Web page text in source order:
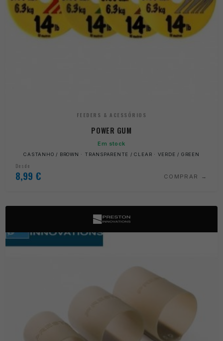
FEEDERS & ACESSÓRIOS
POWER GUM
Em stock
CASTANHO / BROWN · TRANSPARENTE / CLEAR · VERDE / GREEN
Desde
8,99 € COMPRAR